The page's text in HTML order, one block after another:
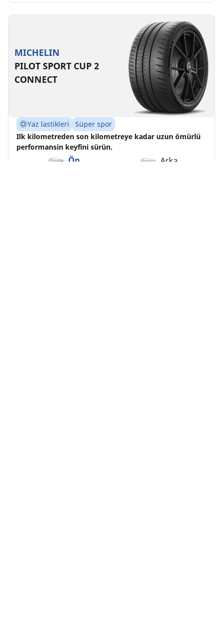
MICHELIN
PILOT SPORT CUP 2
CONNECT
Yaz lastikleri
Süper spor
Ilk kilometreden son kilometreye kadar uzun ömürlü
performansin keyfini sürün.
Ön Arka